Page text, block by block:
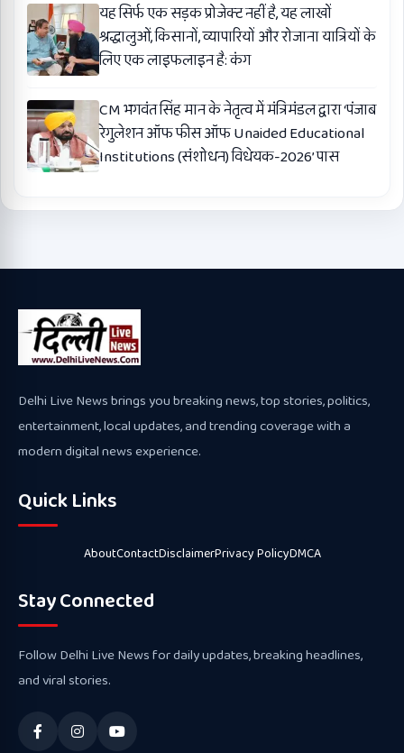
यह सिर्फ एक सड़क प्रोजेक्ट नहीं है, यह लाखों
श्रद्धालुओं, किसानों, व्यापारियों और रोजाना यात्रियों के
लिए एक लाइफलाइन है: कंग
CM भगवंत सिंह मान के नेतृत्व में मंत्रिमंडल द्वारा ‘पंजाब
रेगुलेशन ऑफ फीस ऑफ Unaided Educational
Institutions (संशोधन) विधेयक-2026’ पास
Delhi Live News brings you breaking news, top stories, politics,
entertainment, local updates, and trending coverage with a
modern digital news experience.
Quick Links
AboutContactDisclaimerPrivacy PolicyDMCA
Stay Connected
Follow Delhi Live News for daily updates, breaking headlines,
and viral stories.